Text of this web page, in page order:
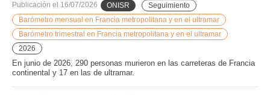
Publicación el 16/07/2026 ONISR
Seguimiento
Barómetro mensual en Francia metropolitana y en el ultramar
Barómetro trimestral en Francia metropolitana y en el ultramar
2026
En junio de 2026, 290 personas murieron en las carreteras de Francia
continental y 17 en las de ultramar.